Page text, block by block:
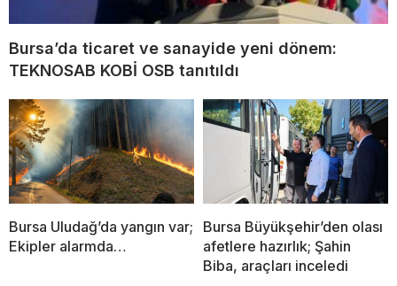
Bursa’da ticaret ve sanayide yeni dönem:
TEKNOSAB KOBİ OSB tanıtıldı
Bursa Uludağ’da yangın var;
Ekipler alarmda…
Bursa Büyükşehir’den olası
afetlere hazırlık; Şahin
Biba, araçları inceledi